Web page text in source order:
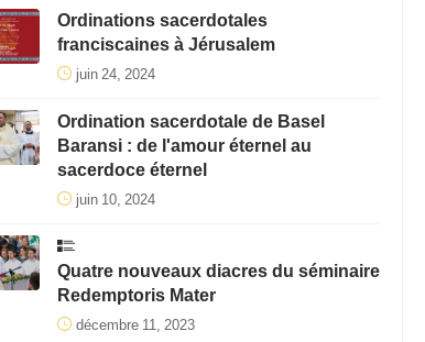
Ordinations sacerdotales
franciscaines à Jérusalem
juin 24, 2024
Ordination sacerdotale de Basel
Baransi : de l'amour éternel au
sacerdoce éternel
juin 10, 2024
Quatre nouveaux diacres du séminaire
Redemptoris Mater
décembre 11, 2023